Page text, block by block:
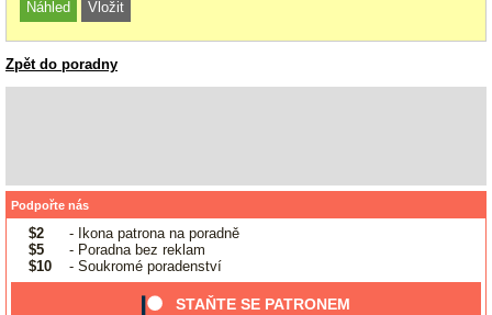
Zpět do poradny
Podpořte nás
$2
- Ikona patrona na poradně
$5
- Poradna bez reklam
$10
- Soukromé poradenství
STAŇTE SE PATRONEM